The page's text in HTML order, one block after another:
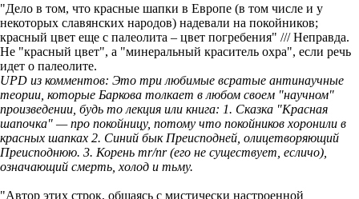
"Дело в том, что красные шапки в Европе (в том числе и у
некоторых славянских народов) надевали на покойников;
красный цвет еще с палеолита – цвет погребения" /// Неправда.
Не "красный цвет", а "минеральный краситель охра", если речь
идет о палеолите.
UPD из комментов: Это три любимые всратые антинаучные
теории, которые Баркова толкает в любом своем "научном"
произведении, будь то лекция или книга: 1. Сказка "Красная
шапочка" — про покойницу, потому что покойников хоронили в
красных шапках 2. Синий бык Преисподней, олицетворяющий
Преисподнюю. 3. Корень mr/nr (его не существует, есличо),
означающий смерть, холод и тьму.
"Автор этих строк, общаясь с мистически настроенной